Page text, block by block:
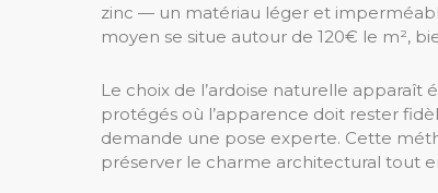
zinc — un matériau léger et
moyen se situe autour de 120€ le m²,
Le choix de l’ardoise naturelle apparaît
protégés où l’apparence doit rester
demande une pose experte. Cette
préserver le charme architectural tout